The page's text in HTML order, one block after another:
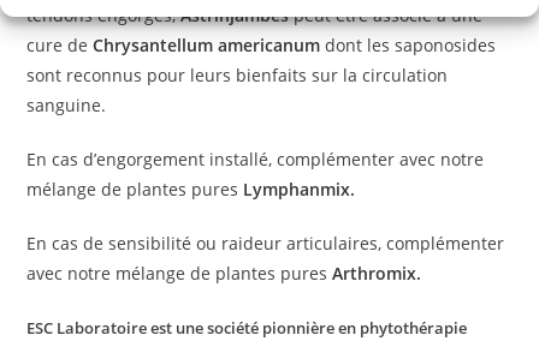
tendons engorgés,Astrinjambespeut être associé à une
cure deChrysantellum americanum dont les saponosides
sont reconnus pour leurs bienfaits sur la circulation
sanguine.
En cas d’engorgement installé, complémenter avec notre
mélange de plantes pures Lymphanmix.
En cas de sensibilité ou raideur articulaires, complémenter
avec notre mélange de plantes puresArthromix.
ESC Laboratoire est une société pionnière en phytothérapie